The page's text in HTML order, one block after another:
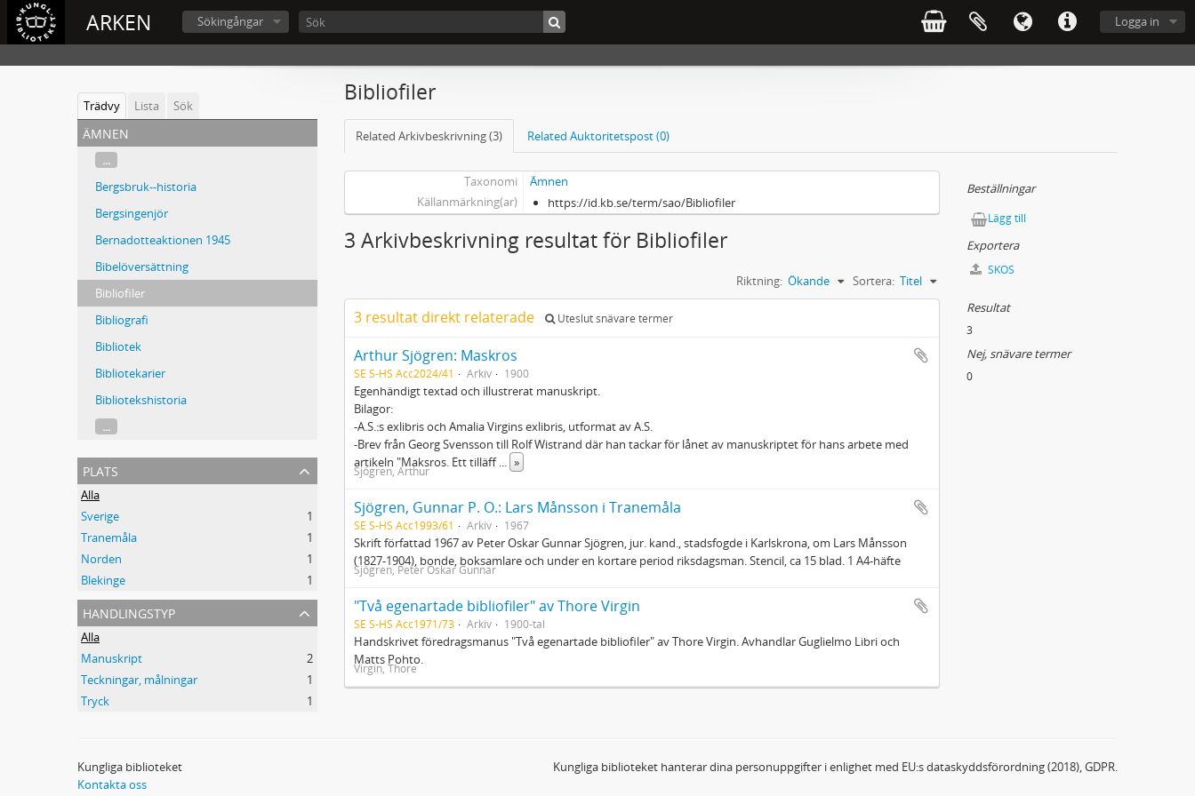
ARKEN Logga in
Sökingångar
Trädvy Lista Sök
ämnen
...
Bergsbruk--historia
Bergsingenjör
Bernadotteaktionen 1945
Bibelöversättning
Bibliofiler
Bibliografi
Bibliotek
Bibliotekarier
Bibliotekshistoria
...
plats
Alla
Sverige
1
Tranemåla
1
Norden
1
Blekinge
1
handlingstyp
Alla
Manuskript
2
Teckningar, målningar
1
Tryck
1
Bibliofiler
Related Arkivbeskrivning (3) Related Auktoritetspost (0)
Taxonomi
Ämnen
Källanmärkning(ar)
https://id.kb.se/term/sao/Bibliofiler
3 Arkivbeskrivning resultat för Bibliofiler
Sortera: Titel
Riktning: Ökande
3 resultat direkt relaterade Uteslut snävare termer
Arthur Sjögren: Maskros
SE S-HS Acc2024/41 Arkiv 1900
Egenhändigt textad och illustrerat manuskript.
Bilagor:
-A.S.:s exlibris och Amalia Virgins exlibris, utformat av A.S.
-Brev från Georg Svensson till Rolf Wistrand där han tackar för lånet av manuskriptet för hans arbete med
artikeln "Maksros. Ett tilläff... »
Sjögren, Arthur
Sjögren, Gunnar P. O.: Lars Månsson i Tranemåla
SE S-HS Acc1993/61 Arkiv 1967
Skrift författad 1967 av Peter Oskar Gunnar Sjögren, jur. kand., stadsfogde i Karlskrona, om Lars Månsson
(1827-1904), bonde, boksamlare och under en kortare period riksdagsman. Stencil, ca 15 blad. 1 A4-häfte
Sjögren, Peter Oskar Gunnar
"Två egenartade bibliofiler" av Thore Virgin
SE S-HS Acc1971/73 Arkiv 1900-tal
Handskrivet föredragsmanus "Två egenartade bibliofiler" av Thore Virgin. Avhandlar Guglielmo Libri och
Matts Pohto.
Virgin, Thore
Beställningar
Lägg till
Exportera
SKOS
Resultat
3
Nej, snävare termer
0
Kungliga biblioteket
Kontakta oss
Kungliga biblioteket hanterar dina personuppgifter i enlighet med EU:s dataskyddsförordning (2018), GDPR.